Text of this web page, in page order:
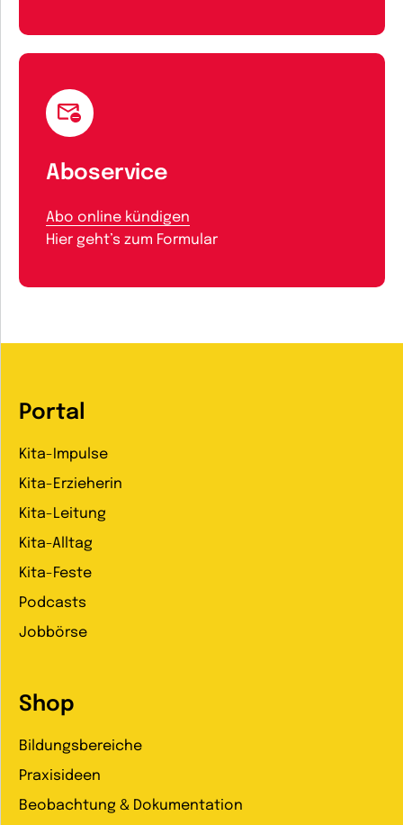
Aboservice
Abo online kündigen
Hier geht’s zum Formular
Portal
Kita-Impulse
Kita-Erzieherin
Kita-Leitung
Kita-Alltag
Kita-Feste
Podcasts
Jobbörse
Shop
Bildungsbereiche
Praxisideen
Beobachtung & Dokumentation